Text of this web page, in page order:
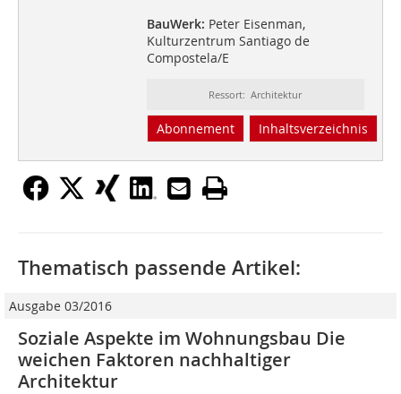
BauWerk: Peter Eisenman,
Kulturzentrum Santiago de
Compostela/E
Ressort: Architektur
Abonnement Inhaltsverzeichnis
Thematisch passende Artikel:
Ausgabe 03/2016
Soziale Aspekte im Wohnungsbau Die
weichen Faktoren nachhaltiger
Architektur